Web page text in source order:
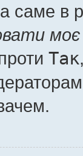
саме в
моє
Так